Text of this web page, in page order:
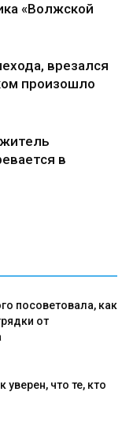
«Волжской
врезался
произошло
в
посоветовала, как
от
что те, кто